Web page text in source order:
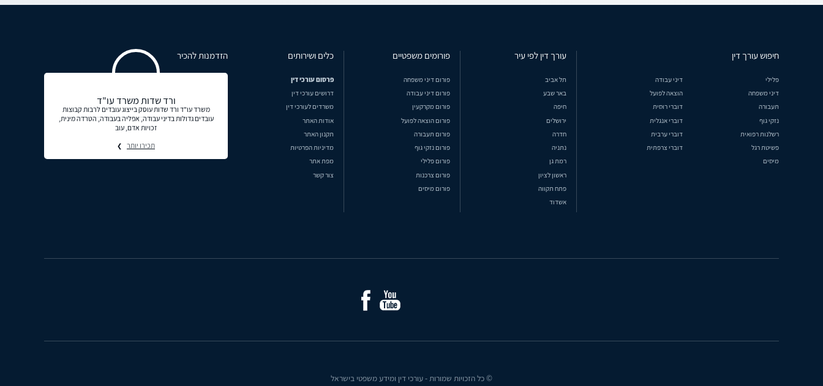
חיפוש עורך דין
פלילי
דיני עבודה
דיני משפחה
הוצאה לפועל
תעבורה
דוברי רוסית
נזקי גוף
דוברי אנגלית
רשלנות רפואית
דוברי ערבית
פשיטת רגל
דוברי צרפתית
מיסים
עורך דין לפי עיר
תל אביב
באר שבע
חיפה
ירושלים
חדרה
נתניה
רמת גן
ראשון לציון
פתח תקווה
אשדוד
פורומים משפטיים
פורום דיני משפחה
פורום דיני עבודה
פורום מקרקעין
פורום הוצאה לפועל
פורום תעבורה
פורום נזקי גוף
פורום פלילי
פורום צרכנות
פורום מיסים
כלים ושירותים
פרסום עורכי דין
דרושים עורכי דין
משרדים לעורכי דין
אודות האתר
תקנון האתר
מדיניות הפרטיות
מפת אתר
צור קשר
הזדמנות להכיר
ורד שדות משרד עו"ד
משרד עו"ד ורד שדות עוסק בייצוג עובדים לרבות קבוצות
עובדים גדולות בדיני עבודה, אפליה בעבודה, הטרדה מינית,
זכויות אדם, עוב
תכירו יותר
© כל הזכויות שמורות - עורכי דין ומידע משפטי בישראל